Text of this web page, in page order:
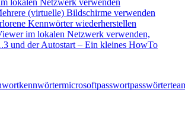
(virtuelle) Bildschirme verwenden
Kennwörter wiederherstellen
im lokalen Netzwerk verwenden,
und der Autostart – Ein kleines HowTo
kennwörtermicrosoftpasswortpasswörter